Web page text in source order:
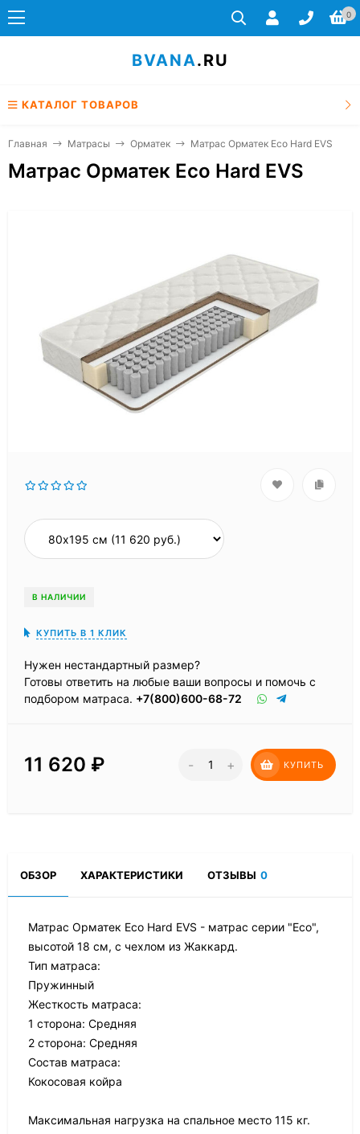
0
BVANA.RU
КАТАЛОГ ТОВАРОВ
Главная Матрасы Орматек Матрас Орматек Eco Hard EVS
Матрас Орматек Eco Hard EVS
В НАЛИЧИИ
КУПИТЬ В 1 КЛИК
Нужен нестандартный размер?
Готовы ответить на любые ваши вопросы и помочь с
подбором матраса. +7(800)600-68-72
11 620 ₽ - + КУПИТЬ
ОБЗОР ХАРАКТЕРИСТИКИ ОТЗЫВЫ 0
Матрас Орматек Eco Hard EVS - матрас серии "Eco",
высотой 18 см, с чехлом из Жаккард.
Тип матраса:
Пружинный
Жесткость матраса:
1 сторона: Средняя
2 сторона: Средняя
Состав матраса:
Кокосовая койра
Максимальная нагрузка на спальное место 115 кг.